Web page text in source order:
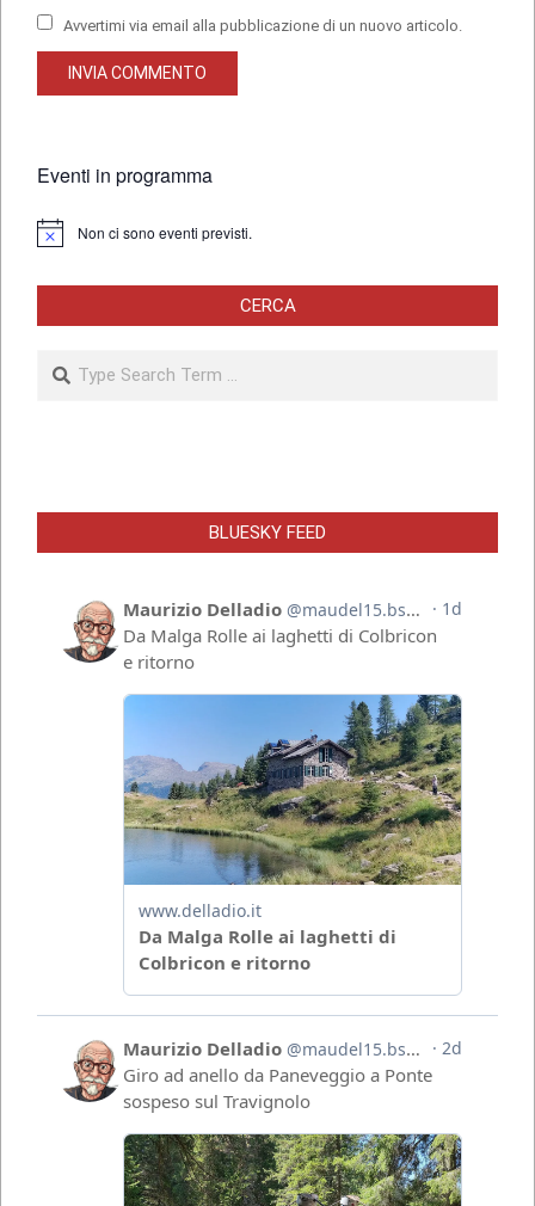
Avvertimi via email alla pubblicazione di un nuovo articolo.
Eventi in programma
Notice Non ci sono eventi previsti.
CERCA
Search
BLUESKY FEED